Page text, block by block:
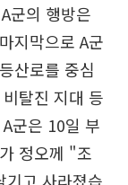
군의 행방은
지막으로 A군
산로를 중심
탈진 지대 등
군은 10일 부
정오께 "조
고 사라졌습